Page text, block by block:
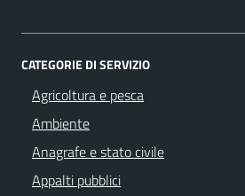
CATEGORIE DI SERVIZIO
Agricoltura e pesca
Ambiente
Anagrafe e stato civile
Appalti pubblici